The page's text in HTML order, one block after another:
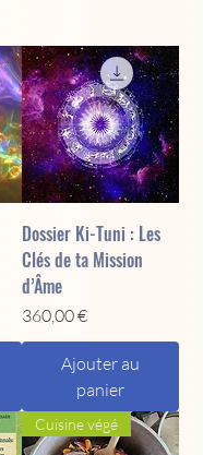
Dossier Ki-Tuni : Les
Clés de ta Mission
d’Âme
Prix
360,00 €
Ajouter au
panier
Cuisine végé